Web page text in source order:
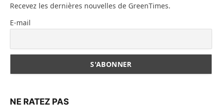
Recevez les dernières nouvelles de GreenTimes.
E-mail
NE RATEZ PAS